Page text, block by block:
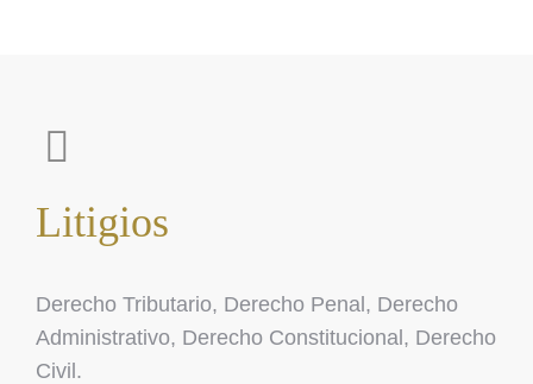
Litigios
Derecho Tributario, Derecho Penal, Derecho
Administrativo, Derecho Constitucional, Derecho
Civil.